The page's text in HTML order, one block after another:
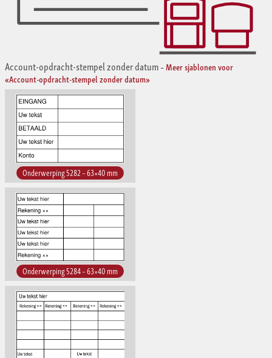
Account-opdracht-stempel zonder datum–Meer sjablonen voor
«Account-opdracht-stempel zonder datum»
Onderwerping 5282 – 63×40 mm
Onderwerping 5284 – 63×40 mm